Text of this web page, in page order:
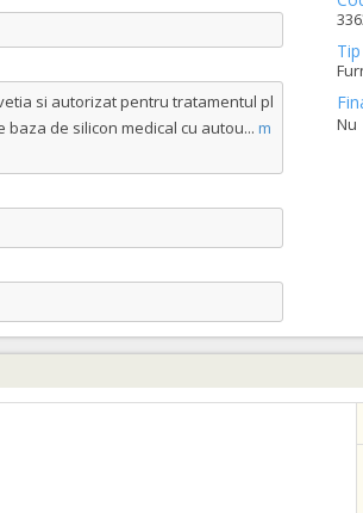
si autorizat pentru tratamentul pl
de silicon medical cu autou... m
Nu